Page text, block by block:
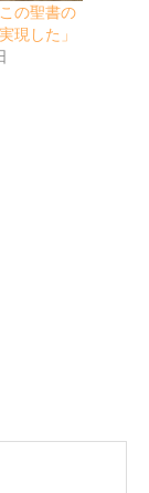
の聖書の
現した」